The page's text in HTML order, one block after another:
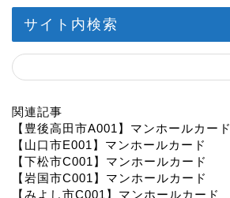
サイト内検索
関連記事
【豊後高田市A001】マンホールカード
【山口市E001】マンホールカード
【下松市C001】マンホールカード
【岩国市C001】マンホールカード
【みよし市C001】マンホールカード